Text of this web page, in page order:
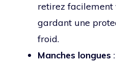
retirez
gardant une
froid.
Manches longues